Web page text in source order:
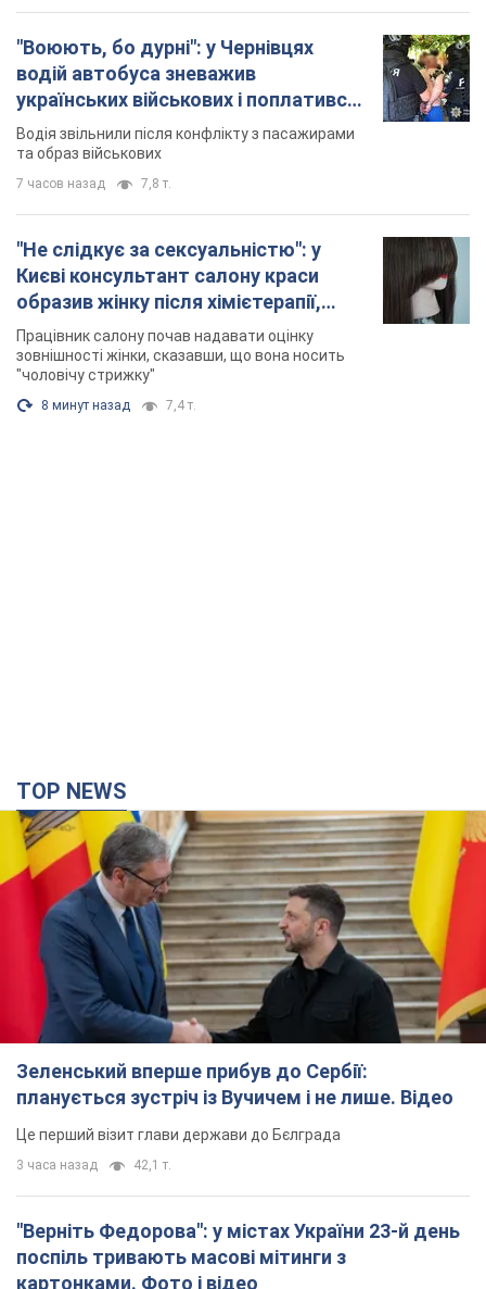
"Воюють, бо дурні": у Чернівцях
водій автобуса зневажив
українських військових і поплатився.
Відео
Водія звільнили після конфлікту з пасажирами
та образ військових
7 часов назад 7,8 т.
"Не слідкує за сексуальністю": у
Києві консультант салону краси
образив жінку після хімієтерапії,
розгорівся скандал. Фото
Працівник салону почав надавати оцінку
зовнішності жінки, сказавши, що вона носить
"чоловічу стрижку"
8 минут назад 7,4 т.
TOP NEWS
Зеленський вперше прибув до Сербії:
планується зустріч із Вучичем і не лише. Відео
Це перший візит глави держави до Бєлграда
3 часа назад 42,1 т.
"Верніть Федорова": у містах України 23-й день
поспіль тривають масові мітинги з
картонками. Фото і відео